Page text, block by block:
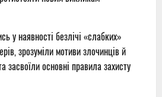
у наявності безлічі «слабких»
зрозуміли мотиви злочинців й
засвоїли основні правила захисту